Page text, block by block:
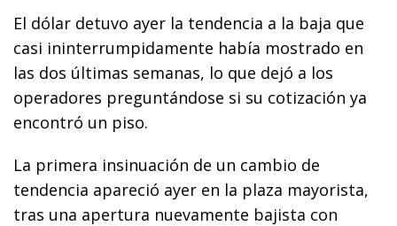
El dólar detuvo ayer la tendencia a la baja que
casi ininterrumpidamente había mostrado en
las dos últimas semanas, lo que dejó a los
operadores preguntándose si su cotización ya
encontró un piso.
La primera insinuación de un cambio de
tendencia apareció ayer en la plaza mayorista,
tras una apertura nuevamente bajista con